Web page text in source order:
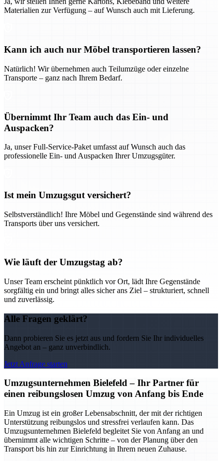
Materialien zur Verfügung – auf Wunsch auch mit Lieferung.
Kann ich auch nur Möbel transportieren lassen?
Natürlich! Wir übernehmen auch Teilumzüge oder einzelne
Transporte – ganz nach Ihrem Bedarf.
Übernimmt Ihr Team auch das Ein- und
Auspacken?
Ja, unser Full-Service-Paket umfasst auf Wunsch auch das
professionelle Ein- und Auspacken Ihrer Umzugsgüter.
Ist mein Umzugsgut versichert?
Selbstverständlich! Ihre Möbel und Gegenstände sind während des
Transports über uns versichert.
Wie läuft der Umzugstag ab?
Unser Team erscheint pünktlich vor Ort, lädt Ihre Gegenstände
sorgfältig ein und bringt alles sicher ans Ziel – strukturiert, schnell
und zuverlässig.
Alle Fragen geklärt?
Dann probieren Sie es jetzt aus und fordern Sie Ihr individuelles
Angebot an – ganz unverbindlich.
Jetzt Anfrage starten
Umzugsunternehmen Bielefeld – Ihr Partner für
einen reibungslosen Umzug von Anfang bis Ende
Ein Umzug ist ein großer Lebensabschnitt, der mit der richtigen
Unterstützung reibungslos und stressfrei verlaufen kann. Das
Umzugsunternehmen Bielefeld begleitet Sie von Anfang an und
übernimmt alle wichtigen Schritte – von der Planung über den
Transport bis hin zur Einrichtung in Ihrem neuen Zuhause.